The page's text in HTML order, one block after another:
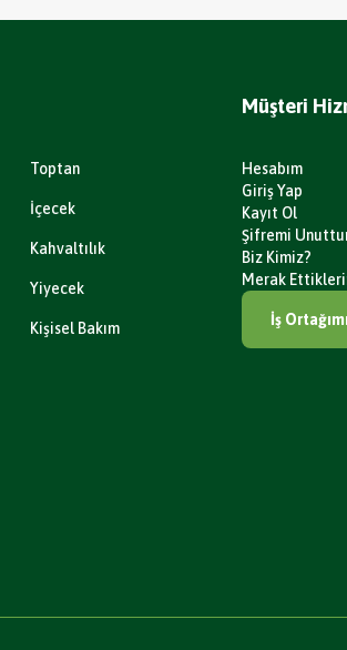
Toptan
İçecek
Kahvaltılık
Yiyecek
Kişisel Bakım
Müşteri
Hesabım
Giriş Yap
Kayıt Ol
Şifremi
Biz Kimiz?
Merak
İş